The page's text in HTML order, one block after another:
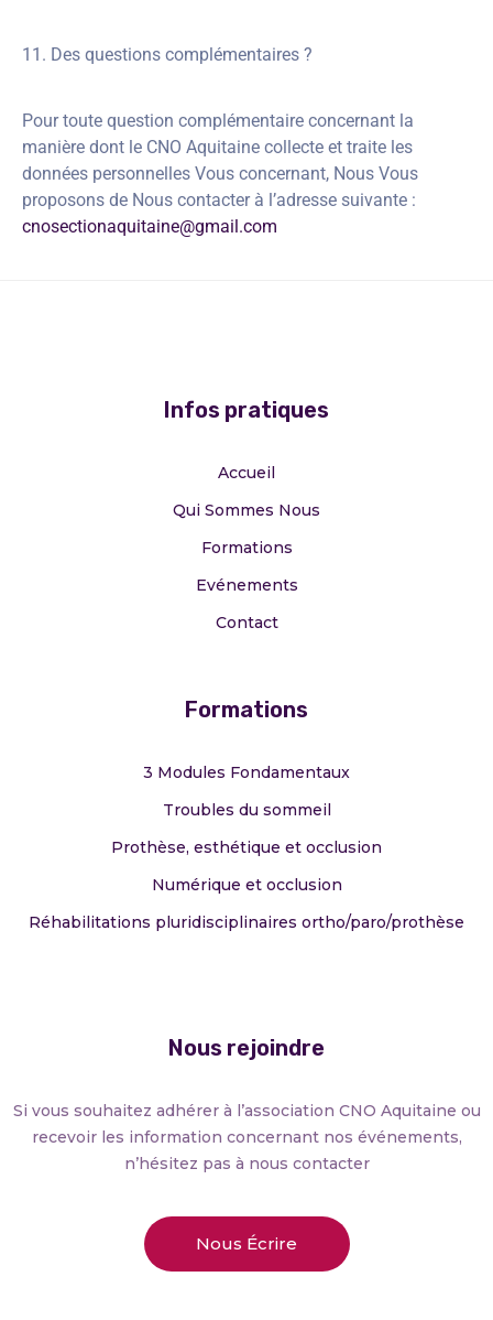
11. Des questions complémentaires ?
Pour toute question complémentaire concernant la
manière dont le CNO Aquitaine collecte et traite les
données personnelles Vous concernant, Nous Vous
proposons de Nous contacter à l’adresse suivante :
cnosectionaquitaine@gmail.com
Infos pratiques
Accueil
Qui Sommes Nous
Formations
Evénements
Contact
Formations
3 Modules Fondamentaux
Troubles du sommeil
Prothèse, esthétique et occlusion
Numérique et occlusion
Réhabilitations pluridisciplinaires ortho/paro/prothèse
Nous rejoindre
Si vous souhaitez adhérer à l’association CNO Aquitaine ou
recevoir les information concernant nos événements,
n’hésitez pas à nous contacter
Nous Écrire